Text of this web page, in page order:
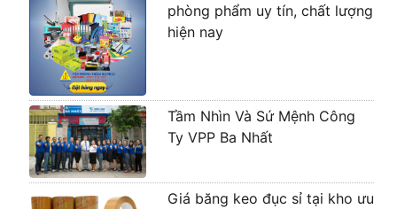
phòng phẩm uy tín, chất lượng
hiện nay
Tầm Nhìn Và Sứ Mệnh Công
Ty VPP Ba Nhất
Giá băng keo đục sỉ tại kho ưu